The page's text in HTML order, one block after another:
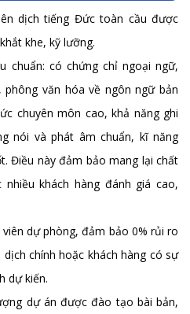
dịch tiếng Đức toàn cầu được
khe, kỹ lưỡng.
chuẩn: có chứng chỉ ngoại ngữ,
phông văn hóa về ngôn ngữ bản
chuyên môn cao, khả năng ghi
nói và phát âm chuẩn, kĩ năng
Điều này đảm bảo mang lại chất
khách hàng đánh giá cao,
dự phòng, đảm bảo 0% rủi ro
chính hoặc khách hàng có sự
dự kiến.
dự án được đào tạo bài bản,